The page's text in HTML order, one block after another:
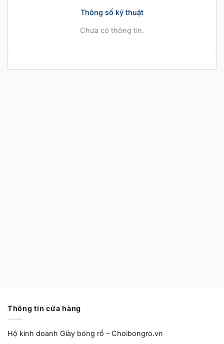
Thông số kỹ thuật
Chưa có thông tin.
Thông tin cửa hàng
Hộ kinh doanh Giày bóng rổ – Choibongro.vn